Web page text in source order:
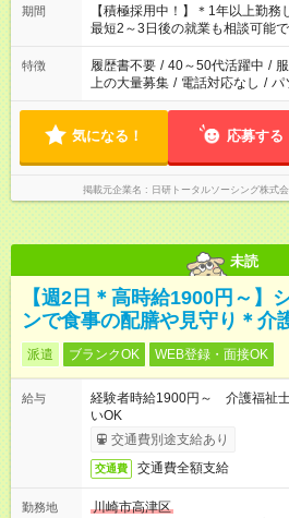
はプライベートの時間にしたい
いね。 ※Wワーク希望の方へ 今ご覧のお仕事で希望する勤務時
間と、もう1つのお仕事の勤務時
場合は応募できません。
期間
【積極採用中！】＊1年以上勤
最短2～3日後の就業も相談可能で
特徴 履歴書不要 / 40～50代活躍中 /
上の大量募集 / 電話対応なし / パ
気になる！ 応募する
掲載元企業名 日研トータルソーシング株式
未読
【週2日＊高時給1900円～】
ンで食事の配膳や見守り＊介
派遣 ブランクOK WEB登録・面接OK
給与
経験者時給1900円～ 介護福祉
いOK
交通費別途支給あり
交通費 交通費全額支給
勤務地
川崎市高津区